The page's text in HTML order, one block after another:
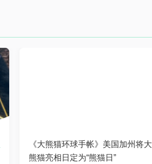
《大熊猫环球手帐》美国加州将大
熊猫亮相日定为“熊猫日”